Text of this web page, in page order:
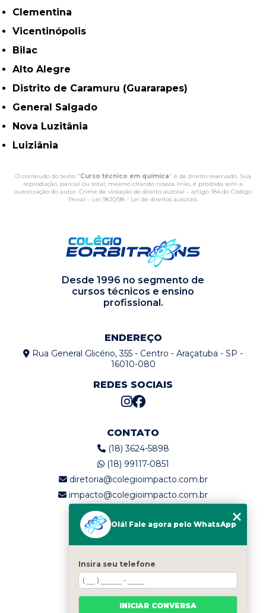
Clementina
Vicentinópolis
Bilac
Alto Alegre
Distrito de Caramuru (Guararapes)
General Salgado
Nova Luzitânia
Luiziânia
O conteúdo do texto "Curso técnico em química" é de direito reservado. Sua
reprodução, parcial ou total, mesmo citando nossos links, é proibida sem a
autorização do autor. Crime de violação de direito autoral – artigo 184 do Código
Penal – Lei 9610/98 - Lei de direitos autorais.
Desde 1996 no segmento de
cursos técnicos e ensino
profissional.
ENDEREÇO
Rua General Glicério, 355 - Centro - Araçatuba - SP -
16010-080
REDES SOCIAIS
CONTATO
(18) 3624-5898
(18) 99117-0851
diretoria@colegioimpacto.com.br
impacto@colegioimpacto.com.br
MENU
Home
Quem somos
Serviços
Blog
Contato
Olá! Fale agora pelo WhatsApp
Insira seu telefone
INICIAR CONVERSA